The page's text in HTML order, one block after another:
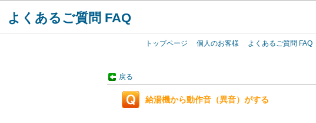
よくあるご質問 FAQ
トップページ 個人のお客様 よくあるご質問 FAQ
戻る
給湯機から動作音（異音）がする